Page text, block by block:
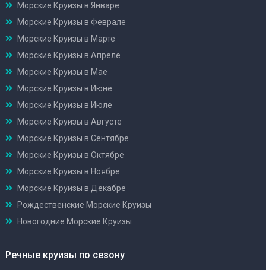
Морские Круизы в Январе
Морские Круизы в Феврале
Морские Круизы в Марте
Морские Круизы в Апреле
Морские Круизы в Мае
Морские Круизы в Июне
Морские Круизы в Июле
Морские Круизы в Августе
Морские Круизы в Сентябре
Морские Круизы в Октябре
Морские Круизы в Ноябре
Морские Круизы в Декабре
Рождественские Морские Круизы
Новогодние Морские Круизы
Речные круизы по сезону